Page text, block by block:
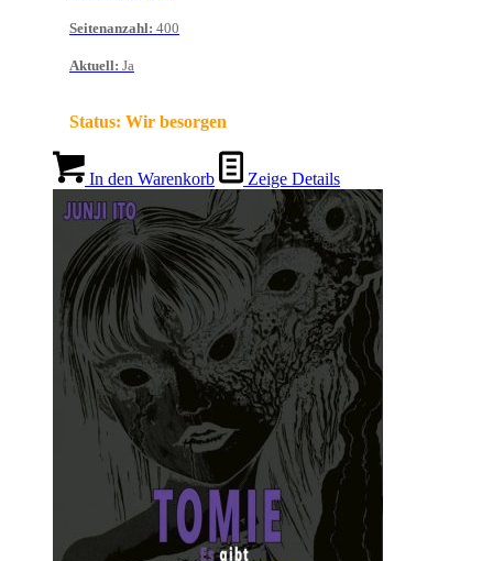
Seitenanzahl: 400
Aktuell: Ja
Status: Wir besorgen
In den Warenkorb Zeige Details